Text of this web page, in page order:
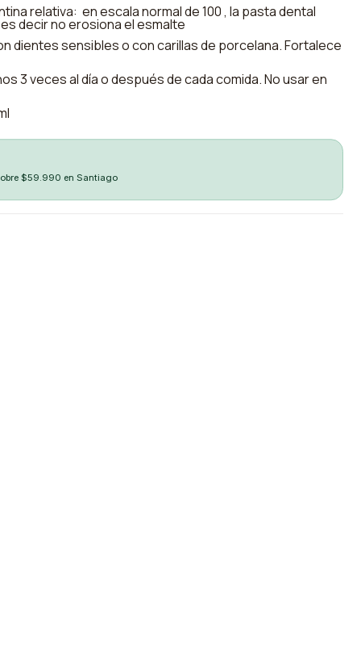
relativa: en escala normal de 100 , la pasta dental
decir no erosiona el esmalte
dientes sensibles o con carillas de porcelana. Fortalece
3 veces al día o después de cada comida. No usar en
$59.990 en Santiago